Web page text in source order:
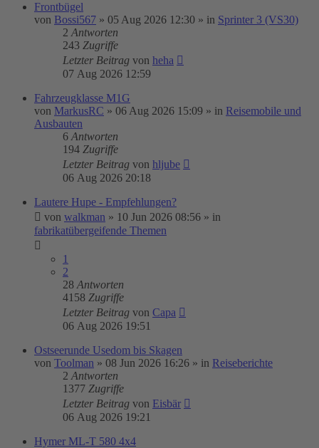
Frontbügel
von Bossi567 » 05 Aug 2026 12:30 » in Sprinter 3 (VS30)
2 Antworten
243 Zugriffe
Letzter Beitrag von heha
07 Aug 2026 12:59
Fahrzeugklasse M1G
von MarkusRC » 06 Aug 2026 15:09 » in Reisemobile und
Ausbauten
6 Antworten
194 Zugriffe
Letzter Beitrag von hljube
06 Aug 2026 20:18
Lautere Hupe - Empfehlungen?
von walkman » 10 Jun 2026 08:56 » in
fabrikatübergeifende Themen
1
2
28 Antworten
4158 Zugriffe
Letzter Beitrag von Capa
06 Aug 2026 19:51
Ostseerunde Usedom bis Skagen
von Toolman » 08 Jun 2026 16:26 » in Reiseberichte
2 Antworten
1377 Zugriffe
Letzter Beitrag von Eisbär
06 Aug 2026 19:21
Hymer ML-T 580 4x4